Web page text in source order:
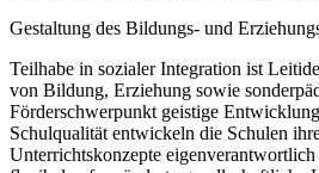
Gestaltung des Bildungs- und
Teilhabe in sozialer Integration ist
von Bildung, Erziehung sowie
Förderschwerpunkt geistige
Schulqualität entwickeln die Schulen
Unterrichtskonzepte